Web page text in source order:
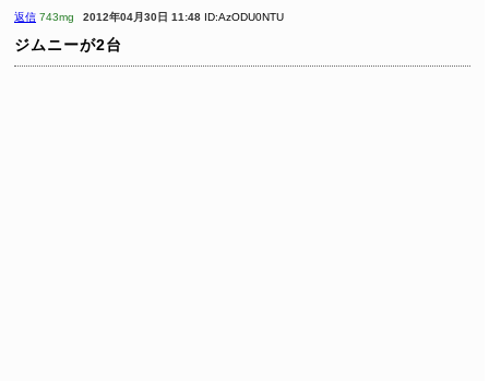
返信 743mg 2012年04月30日 11:48 ID:AzODU0NTU
ジムニーが2台